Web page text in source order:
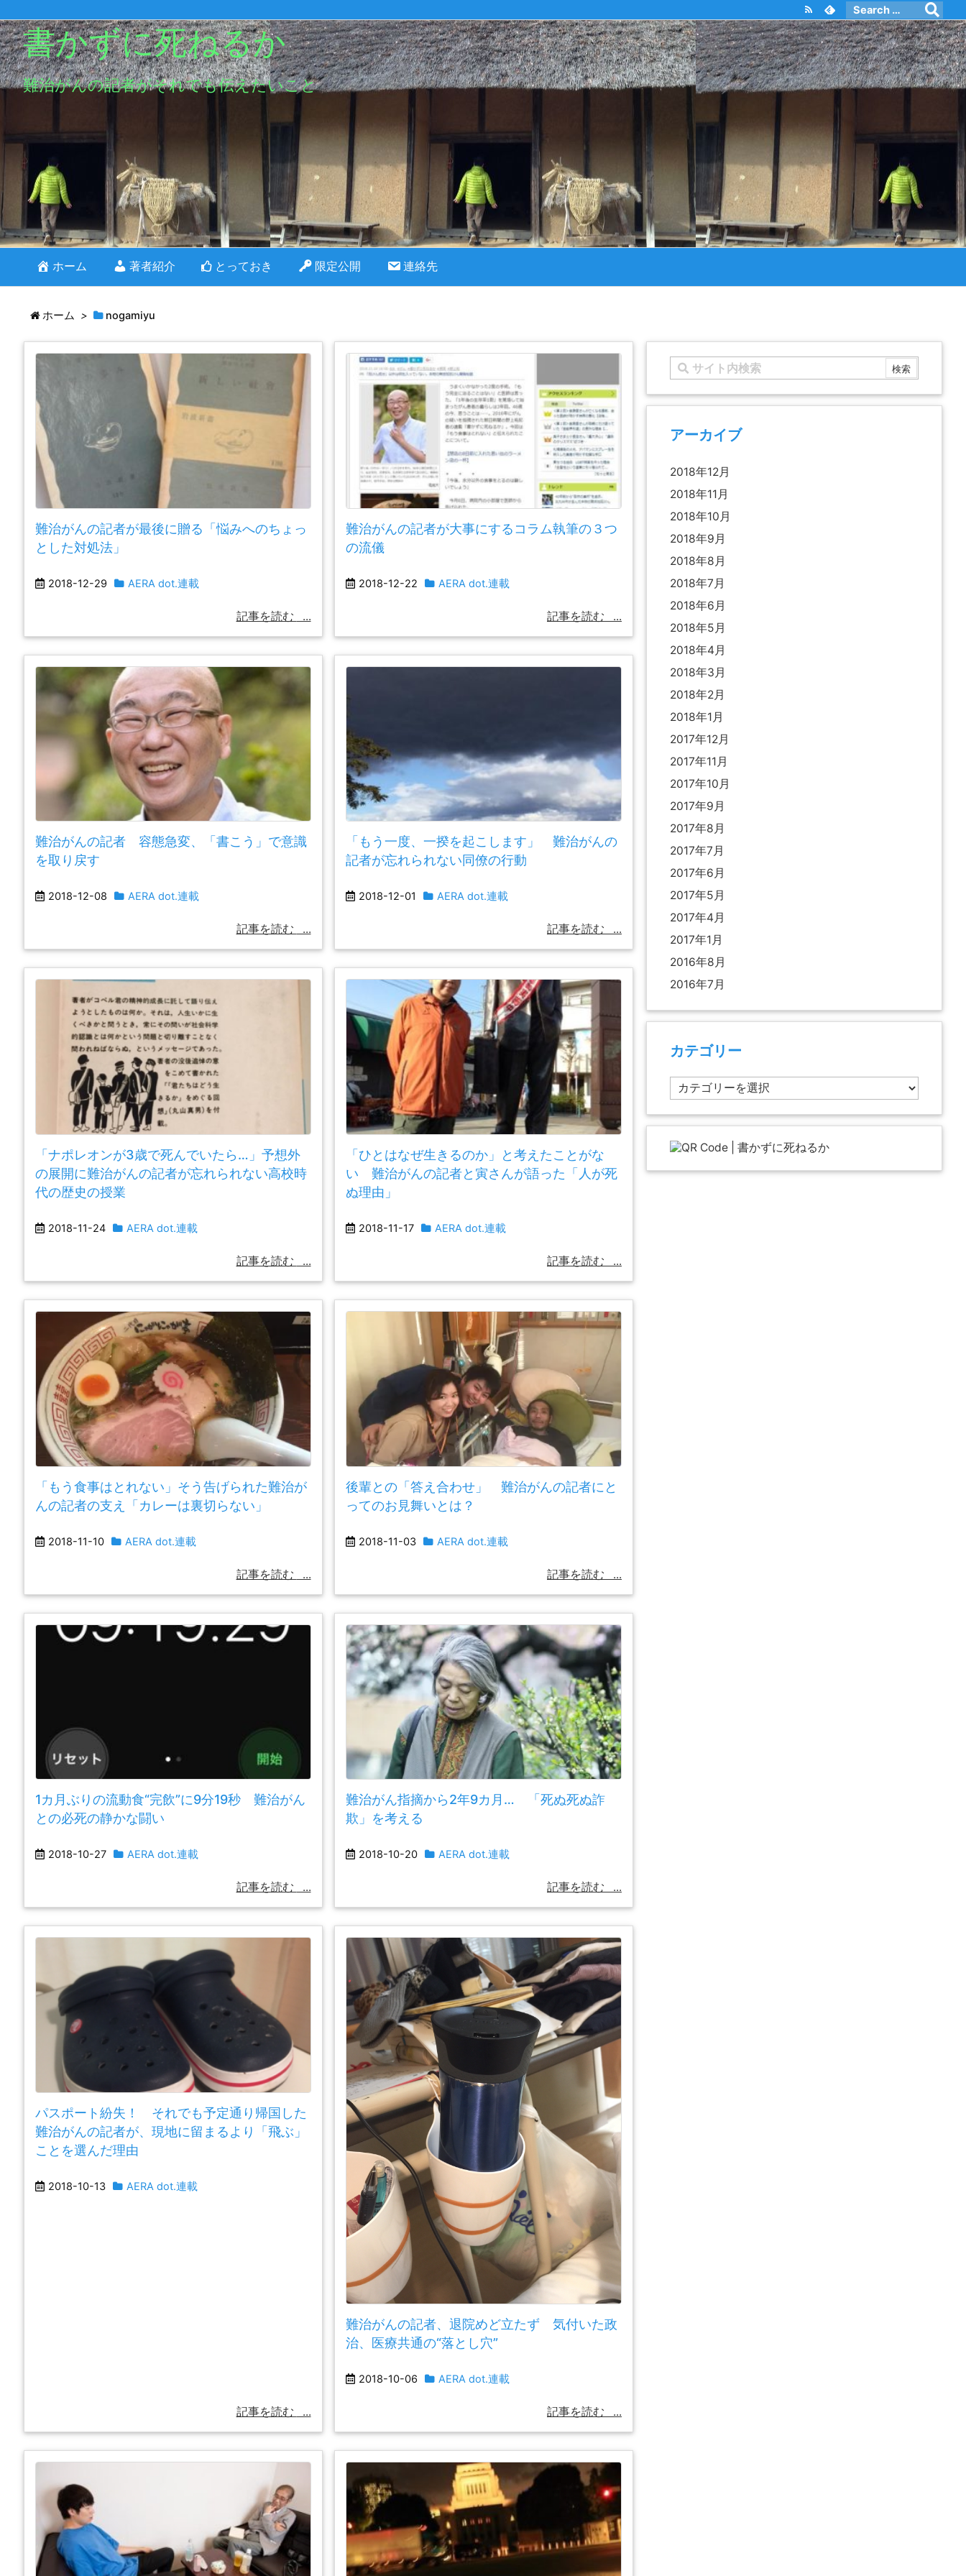
書かずに死ねるか
難治がんの記者がそれでも伝えたいこと
ホーム 著者紹介 とっておき 限定公開 連絡先
ホーム > nogamiyu
難治がんの記者が最後に贈る「悩みへのちょっ
とした対処法」
2018-12-29 AERA dot.連載
記事を読む ...
難治がんの記者が大事にするコラム執筆の３つ
の流儀
2018-12-22 AERA dot.連載
記事を読む ...
難治がんの記者 容態急変、「書こう」で意識
を取り戻す
2018-12-08 AERA dot.連載
記事を読む ...
「もう一度、一揆を起こします」 難治がんの
記者が忘れられない同僚の行動
2018-12-01 AERA dot.連載
記事を読む ...
「ナポレオンが3歳で死んでいたら…」予想外
の展開に難治がんの記者が忘れられない高校時
代の歴史の授業
2018-11-24 AERA dot.連載
記事を読む ...
「ひとはなぜ生きるのか」と考えたことがな
い 難治がんの記者と寅さんが語った「人が死
ぬ理由」
2018-11-17 AERA dot.連載
記事を読む ...
「もう食事はとれない」そう告げられた難治が
んの記者の支え「カレーは裏切らない」
2018-11-10 AERA dot.連載
記事を読む ...
後輩との「答え合わせ」 難治がんの記者にと
ってのお見舞いとは？
2018-11-03 AERA dot.連載
記事を読む ...
1カ月ぶりの流動食“完飲”に9分19秒 難治がん
との必死の静かな闘い
2018-10-27 AERA dot.連載
記事を読む ...
難治がん指摘から2年9カ月… 「死ぬ死ぬ詐
欺」を考える
2018-10-20 AERA dot.連載
記事を読む ...
パスポート紛失！ それでも予定通り帰国した
難治がんの記者が、現地に留まるより「飛ぶ」
ことを選んだ理由
2018-10-13 AERA dot.連載
記事を読む ...
難治がんの記者、退院めど立たず 気付いた政
治、医療共通の“落とし穴”
2018-10-06 AERA dot.連載
記事を読む ...
アーカイブ
2018年12月
2018年11月
2018年10月
2018年9月
2018年8月
2018年7月
2018年6月
2018年5月
2018年4月
2018年3月
2018年2月
2018年1月
2017年12月
2017年11月
2017年10月
2017年9月
2017年8月
2017年7月
2017年6月
2017年5月
2017年4月
2017年1月
2016年8月
2016年7月
カテゴリー
カ
テ
ゴ
リ
ー